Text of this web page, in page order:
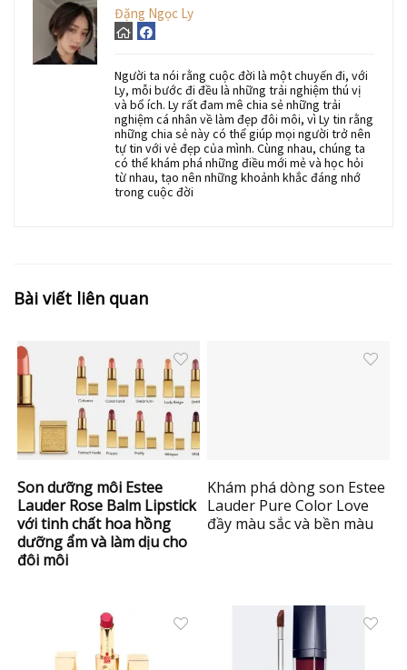
Đặng Ngọc Ly
Người ta nói rằng cuộc đời là một chuyến đi, với
Ly, mỗi bước đi đều là những trải nghiệm thú vị
và bổ ích. Ly rất đam mê chia sẻ những trải
nghiệm cá nhân về làm đẹp đôi môi, vì Ly tin rằng
những chia sẻ này có thể giúp mọi người trở nên
tự tin với vẻ đẹp của mình. Cùng nhau, chúng ta
có thể khám phá những điều mới mẻ và học hỏi
từ nhau, tạo nên những khoảnh khắc đáng nhớ
trong cuộc đời
Bài viết liên quan
Son dưỡng môi Estee
Lauder Rose Balm Lipstick
với tinh chất hoa hồng
dưỡng ẩm và làm dịu cho
đôi môi
Khám phá dòng son Estee
Lauder Pure Color Love
đầy màu sắc và bền màu